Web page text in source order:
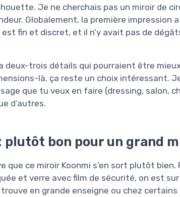
Je ne cherchais pas un miroir de
Globalement, la première impression
fin et discret, et il n’y avait pas de
deux-trois détails qui pourraient être
là, ça reste un choix intéressant.
que tu veux en faire (dressing, salon,
d’autres.
bon pour un grand
ce miroir Koonmi s’en sort plutôt bien.
et verre avec film de sécurité, on est
en grande enseigne ou chez